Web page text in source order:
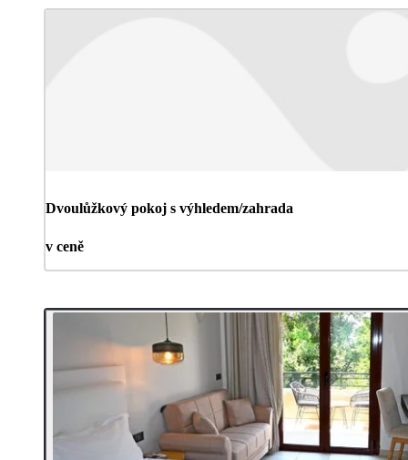
Dvoulůžkový pokoj s výhledem/zahrada
v ceně